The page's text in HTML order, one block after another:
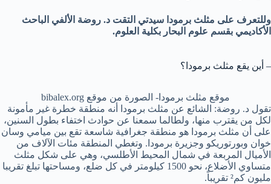
وللتعرف على مثلث برمودا سيدتي التقت د. روضة الألفي الباحث
الأكاديمي بقسم علوم البحار بكلية العلوم.
– أين يقع مثلث برمودا؟
موقع مثلث برمودا- الصورة من موقع bibalex.org
تقول د. روضة: الشائع عن مثلث برمودا أنه منطقة خطرة غير مأمونة
لكل من يقترب منها، ولطالما سمعنا عن حوادث اختفاء بطول السنين،
على أن مثلث برمودا هو منطقة جغرافية شاسعة تقع بين ميامي وسان
خوان وبورتوريكو وجزيرة برمودا. وتغطي المنطقة مئات الآلاف من
الأميال المربعة في شمال المحيط الأطلسي، وهي على شكل مثلث
متساوي الأضلاع، نحو 1500 كيلومتر في كل ضلع، ومساحتها تبلغ تقريبا
مليون كم² تقريباً.